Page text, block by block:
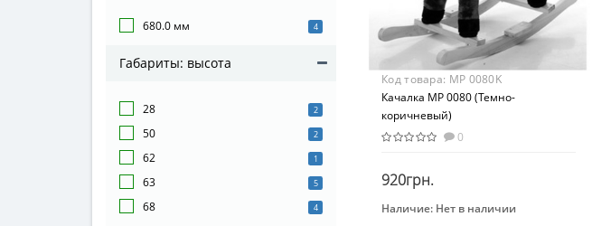
680.0 мм 4
Габариты: высота
28 2
50 2
62 1
63 5
68 4
Код товара: MP 0080K
Качалка MP 0080 (Темно-
коричневый)
0
920грн.
Закончился
Наличие: Нет в наличии